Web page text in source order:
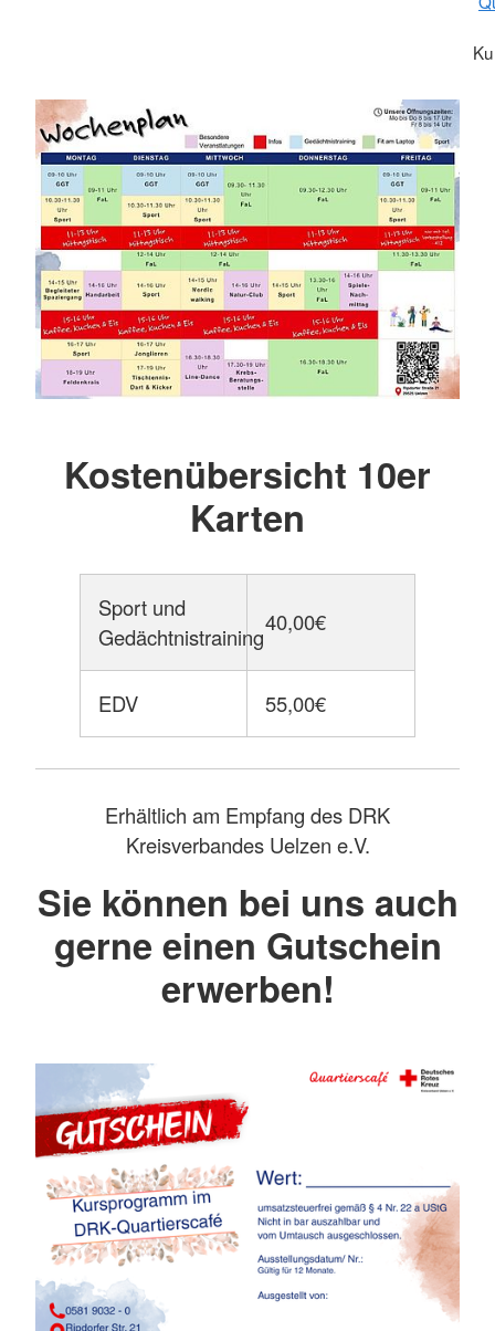
Kostenübersicht 10er
Karten
Sport und
Gedächtnistraining
40,00€
EDV 55,00€
Erhältlich am Empfang des DRK
Kreisverbandes Uelzen e.V.
Sie können bei uns auch
gerne einen Gutschein
erwerben!